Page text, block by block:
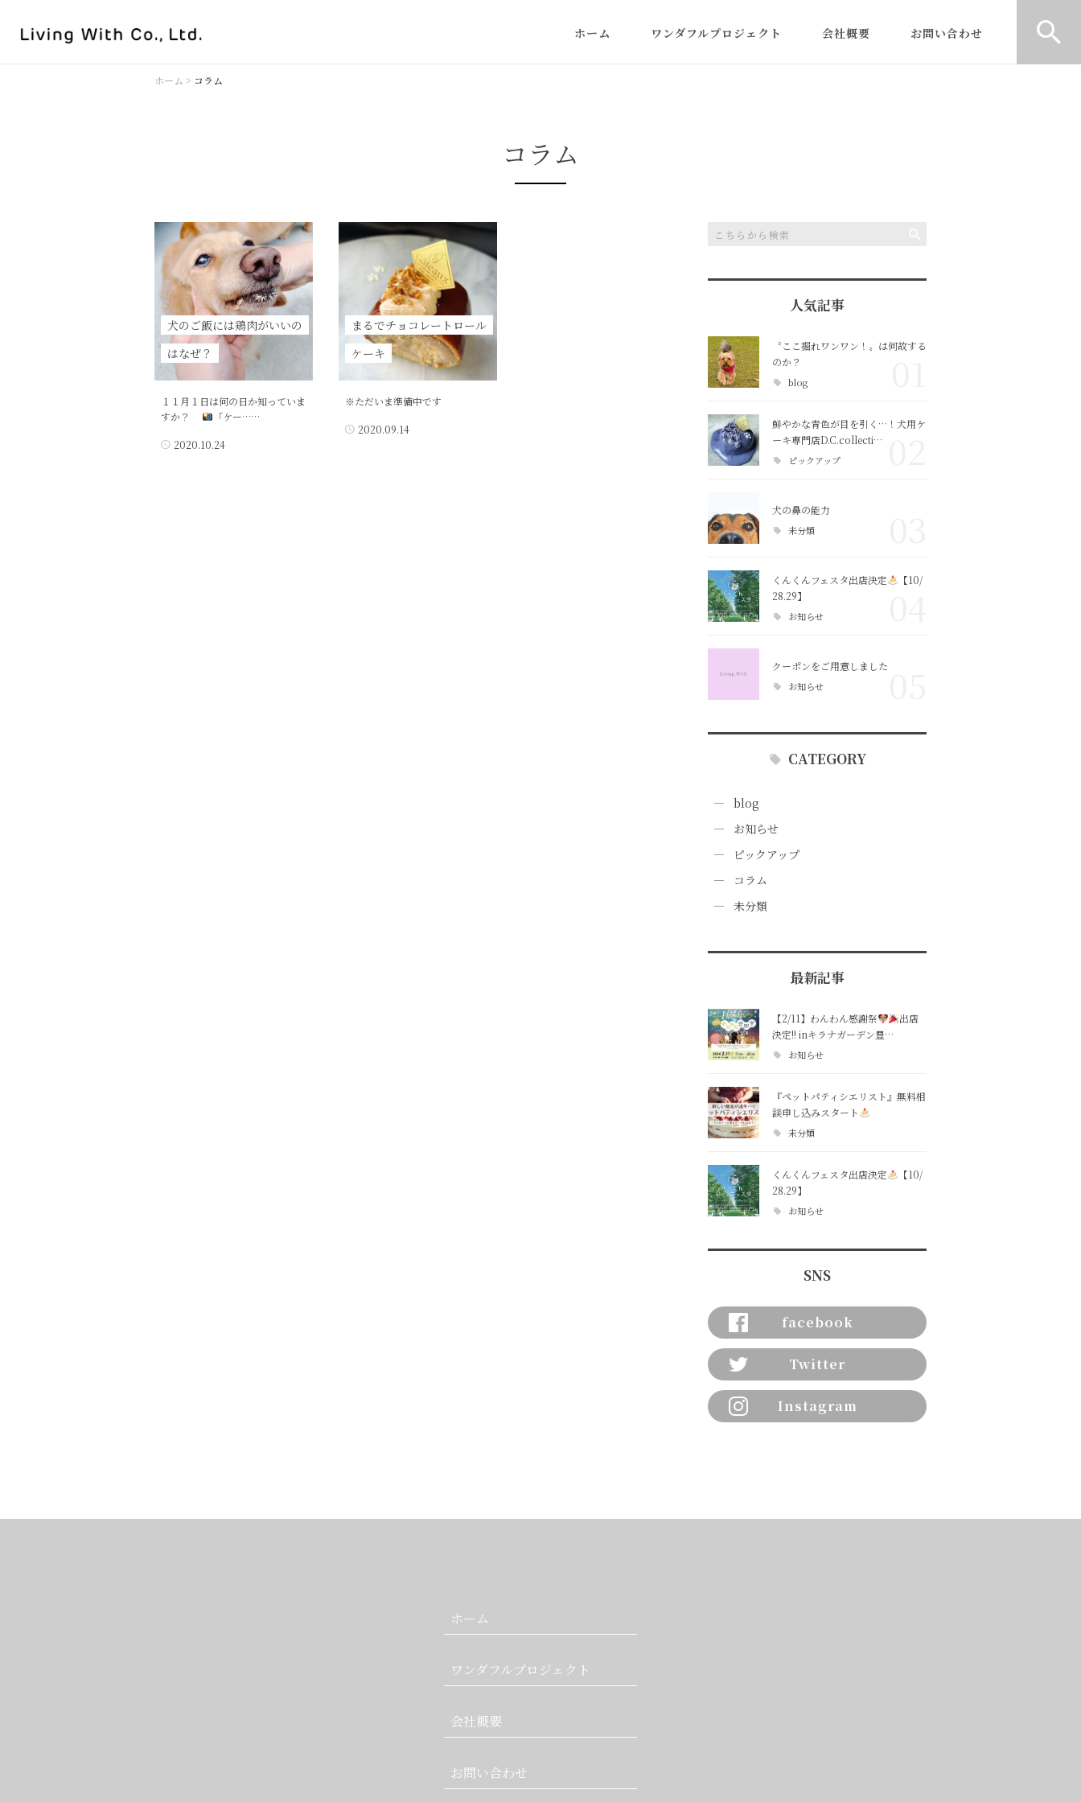
ホーム ワンダフルプロジェクト 会社概要 お問い合わせ
ホーム > コラム
コラム
犬のご飯には鶏肉がいいの
はなぜ？
１１月１日は何の日か知っていま
すか？
「ケー……
2020.10.24
まるでチョコレートロール
ケーキ
※ただいま準備中です
2020.09.14
人気記事
〝ここ掘れワンワン！〟は何故する
のか？
blog
鮮やかな青色が目を引く…！犬用ケ
ーキ専門店D.C.collecti…
ピックアップ
犬の鼻の能力
未分類
くんくんフェスタ出店決定
【10/
28.29】
お知らせ
クーポンをご用意しました
お知らせ
CATEGORY
blog
お知らせ
ピックアップ
コラム
未分類
最新記事
【2/11】わんわん感謝祭
出店
決定!! inキラナガーデン豊…
お知らせ
『ペットパティシエリスト』無料相
談申し込みスタート
未分類
くんくんフェスタ出店決定
【10/
28.29】
お知らせ
SNS
facebook
Twitter
Instagram
ホーム
ワンダフルプロジェクト
会社概要
お問い合わせ